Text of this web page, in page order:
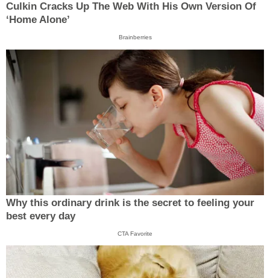
Culkin Cracks Up The Web With His Own Version Of
‘Home Alone’
Brainberries
Why this ordinary drink is the secret to feeling your
best every day
CTA Favorite